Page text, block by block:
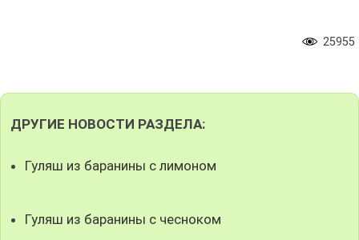
25955
ДРУГИЕ НОВОСТИ РАЗДЕЛА:
Гуляш из баранины с лимоном
Гуляш из баранины с чесноком